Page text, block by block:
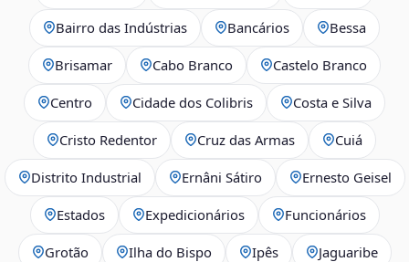
Bairro das Indústrias Bancários Bessa
Brisamar Cabo Branco Castelo Branco
Centro Cidade dos Colibris Costa e Silva
Cristo Redentor Cruz das Armas Cuiá
Distrito Industrial Ernâni Sátiro Ernesto Geisel
Estados Expedicionários Funcionários
Grotão Ilha do Bispo Ipês Jaguaribe